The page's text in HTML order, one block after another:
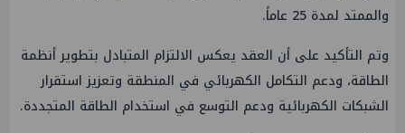
والممتد لمدة 25 عاماً.
وتم التأكيد على أن العقد يعكس الالتزام المتبادل بتطوير أنظمة
الطاقة، ودعم التكامل الكهربائي في المنطقة وتعزيز استقرار
الشبكات الكهربائية ودعم التوسع في استخدام الطاقة المتجددة.